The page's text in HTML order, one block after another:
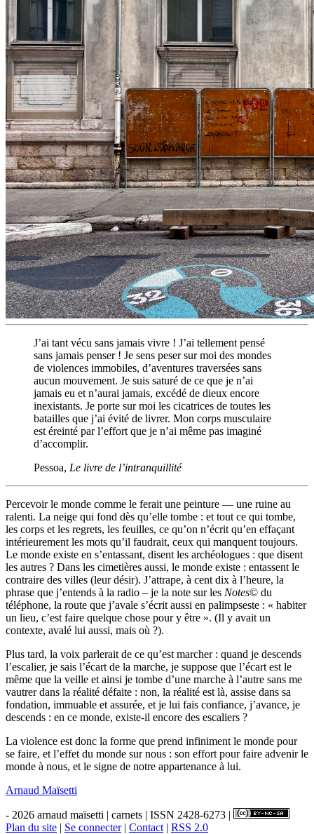
J’ai tant vécu sans jamais vivre ! J’ai tellement pensé
sans jamais penser ! Je sens peser sur moi des mondes
de violences immobiles, d’aventures traversées sans
aucun mouvement. Je suis saturé de ce que je n’ai
jamais eu et n’aurai jamais, excédé de dieux encore
inexistants. Je porte sur moi les cicatrices de toutes les
batailles que j’ai évité de livrer. Mon corps musculaire
est éreinté par l’effort que je n’ai même pas imaginé
d’accomplir.
Pessoa, Le livre de l’intranquillité
Percevoir le monde comme le ferait une peinture — une ruine au
ralenti. La neige qui fond dès qu’elle tombe : et tout ce qui tombe,
les corps et les regrets, les feuilles, ce qu’on n’écrit qu’en effaçant
intérieurement les mots qu’il faudrait, ceux qui manquent toujours.
Le monde existe en s’entassant, disent les archéologues : que disent
les autres ? Dans les cimetières aussi, le monde existe : entassent le
contraire des villes (leur désir). J’attrape, à cent dix à l’heure, la
phrase que j’entends à la radio – je la note sur les Notes© du
téléphone, la route que j’avale s’écrit aussi en palimpseste : « habiter
un lieu, c’est faire quelque chose pour y être ». (Il y avait un
contexte, avalé lui aussi, mais où ?).
Plus tard, la voix parlerait de ce qu’est marcher : quand je descends
l’escalier, je sais l’écart de la marche, je suppose que l’écart est le
même que la veille et ainsi je tombe d’une marche à l’autre sans me
vautrer dans la réalité défaite : non, la réalité est là, assise dans sa
fondation, immuable et assurée, et je lui fais confiance, j’avance, je
descends : en ce monde, existe-il encore des escaliers ?
La violence est donc la forme que prend infiniment le monde pour
se faire, et l’effet du monde sur nous : son effort pour faire advenir le
monde à nous, et le signe de notre appartenance à lui.
Arnaud Maïsetti
- 2026 arnaud maïsetti | carnets | ISSN 2428-6273 |
Plan du site | Se connecter| Contact | RSS 2.0